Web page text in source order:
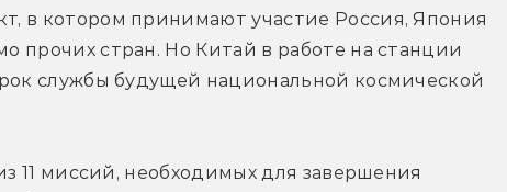
в котором принимают участие Россия, Япония
стран. Но Китай в работе на станции
службы будущей национальной космической
11 миссий, необходимых для завершения